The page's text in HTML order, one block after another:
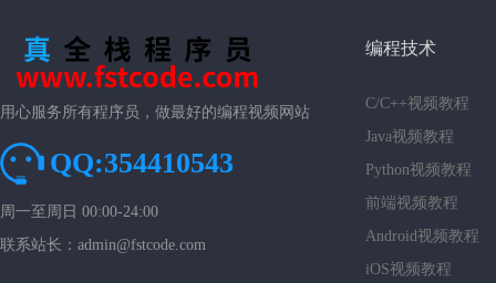
用心服务所有程序员，做最好的编程视频网站
QQ:354410543
周一至周日 00:00-24:00
联系站长：admin@fstcode.com
编程技术
C/C++视频教程
Java视频教程
Python视频教程
前端视频教程
Android视频教程
iOS视频教程